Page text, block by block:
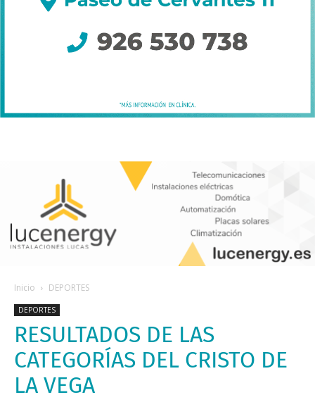
Inicio DEPORTES
DEPORTES
RESULTADOS DE LAS
CATEGORÍAS DEL CRISTO DE
LA VEGA